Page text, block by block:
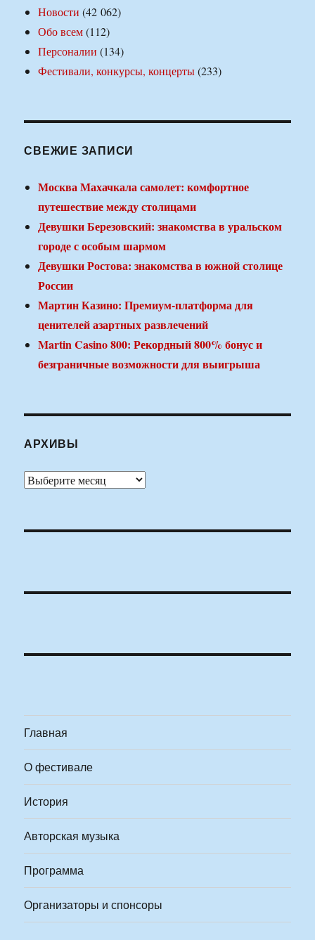
Новости (42 062)
Обо всем(112)
Персоналии (134)
Фестивали, конкурсы, концерты(233)
СВЕЖИЕ ЗАПИСИ
Москва Махачкала самолет: комфортное
путешествие между столицами
Девушки Березовский: знакомства в уральском
городе с особым шармом
Девушки Ростова: знакомства в южной столице
России
Мартин Казино: Премиум-платформа для
ценителей азартных развлечений
Martin Casino 800: Рекордный 800% бонус и
безграничные возможности для выигрыша
АРХИВЫ
Архивы
Главная
О фестивале
История
Авторская музыка
Программа
Организаторы и спонсоры